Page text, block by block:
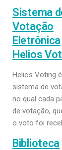
Sistema
Votação
Eletrônica
Helios
Helios Voting
sistema de
no qual cada
de votação,
o voto foi
Biblioteca